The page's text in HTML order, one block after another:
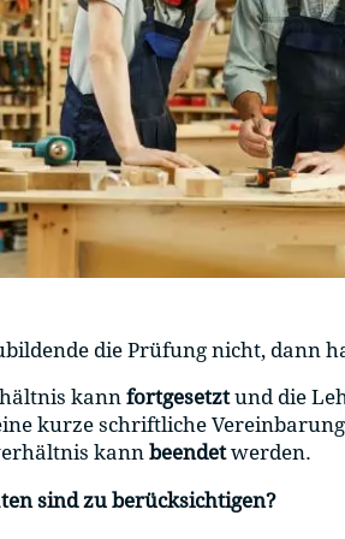
die Prüfung nicht, dann
kann fortgesetztund die
kurze schriftliche
kannbeendetwerden.
sind zu berücksichtigen?